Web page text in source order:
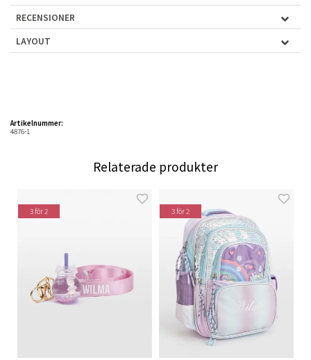
RECENSIONER
LAYOUT
Artikelnummer:
4876-1
Relaterade produkter
3 för 2 3 för 2